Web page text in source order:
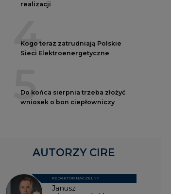
realizacji
4
Kogo teraz zatrudniają Polskie
Sieci Elektroenergetyczne
5
Do końca sierpnia trzeba złożyć
wniosek o bon ciepłowniczy
Janusz
REDAKTOR NACZELNY
AUTORZY CIRE